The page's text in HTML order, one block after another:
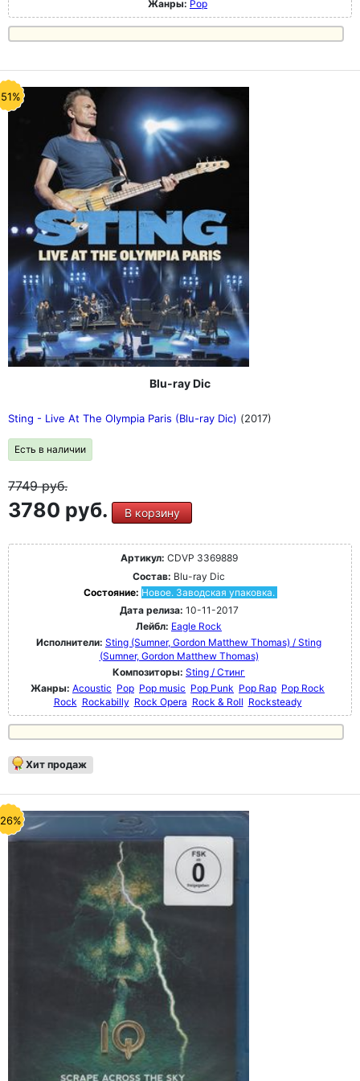
Жанры: Pop
Blu-ray Dic
Sting - Live At The Olympia Paris (Blu-ray Dic) (2017)
Есть в наличии
7749руб.
3780 руб. В корзину
Артикул: CDVP 3369889
Состав: Blu-ray Dic
Состояние: Новое. Заводская упаковка.
Дата релиза: 10-11-2017
Лейбл: Eagle Rock
Исполнители: Sting (Sumner, Gordon Matthew Thomas) / Sting
(Sumner, Gordon Matthew Thomas)
Композиторы: Sting / Стинг
Жанры: Acoustic Pop Pop music Pop Punk Pop Rap Pop Rock
Rock Rockabilly Rock Opera Rock & Roll Rocksteady
Хит продаж